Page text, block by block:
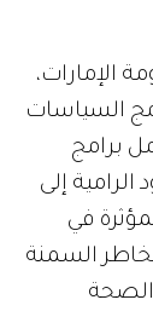
الإمارات،
السياسات
برامج
الرامية إلى
في
السمنة
الصحة